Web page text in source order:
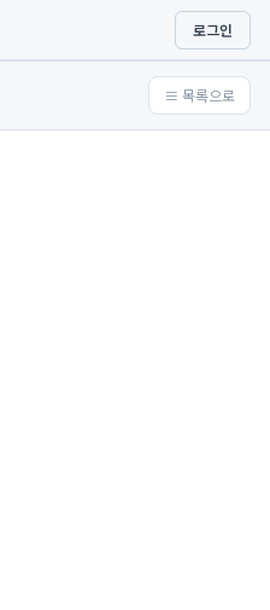
로그인
≡ 목록으로